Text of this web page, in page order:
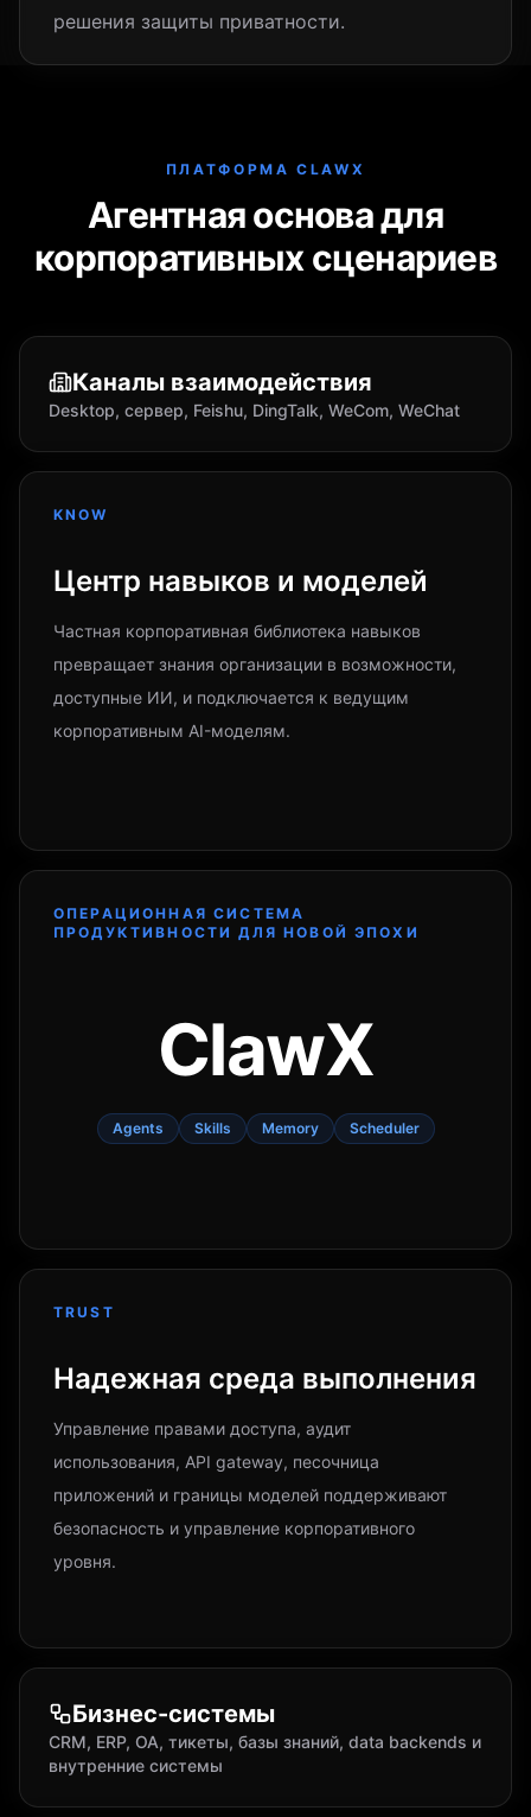
решения защиты приватности.
ПЛАТФОРМА CLAWX
Агентная основа для
корпоративных сценариев
Каналы взаимодействия
Desktop, сервер, Feishu, DingTalk, WeCom, WeChat
KNOW
Центр навыков и моделей
Частная корпоративная библиотека навыков
превращает знания организации в возможности,
доступные ИИ, и подключается к ведущим
корпоративным AI-моделям.
ОПЕРАЦИОННАЯ СИСТЕМА
ПРОДУКТИВНОСТИ ДЛЯ НОВОЙ ЭПОХИ
ClawX
Agents Skills Memory Scheduler
TRUST
Надежная среда выполнения
Управление правами доступа, аудит
использования, API gateway, песочница
приложений и границы моделей поддерживают
безопасность и управление корпоративного
уровня.
Бизнес-системы
CRM, ERP, OA, тикеты, базы знаний, data backends и
внутренние системы